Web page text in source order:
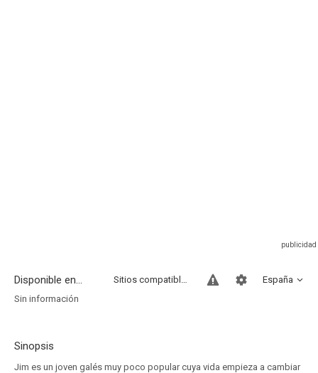
Disponible en... España
Sitios compatibles
Sin información
Sinopsis
Jim es un joven galés muy poco popular cuya vida empieza a cambiar